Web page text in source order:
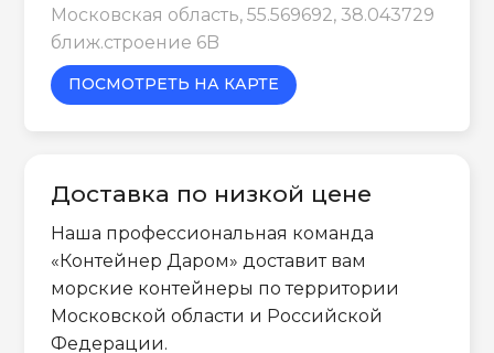
Московская область, 55.569692, 38.043729
ближ.строение 6B
ПОСМОТРЕТЬ НА КАРТЕ
Доставка по низкой цене
Наша профессиональная команда
«Контейнер Даром» доставит вам
морские контейнеры по территории
Московской области и Российской
Федерации.